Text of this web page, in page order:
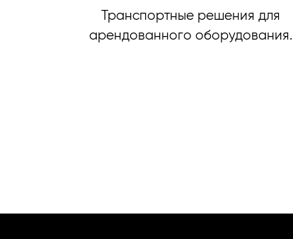
Транспортные решения для
арендованного оборудования.